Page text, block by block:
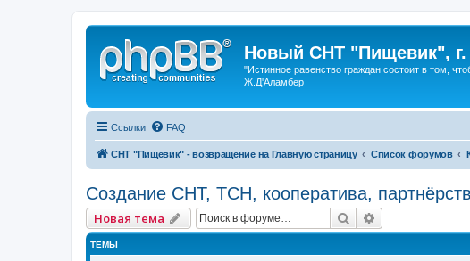
Новый СНТ "Пищевик", г.
"Истинное равенство граждан состоит в том,
Ж.Д'Аламбер
Ссылки FAQ
СНТ "Пищевик" - возвращение на Главную страницу Список форумов
Создание СНТ, ТСН, кооператива,
Новая тема Поиск
ТЕМЫ